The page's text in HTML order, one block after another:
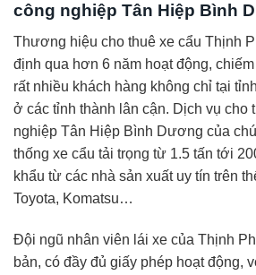
công nghiệp Tân Hiệp Bình
Thương hiệu cho thuê xe cẩu Thịnh
định qua hơn 6 năm hoạt động,
rất nhiều khách hàng không chỉ tại
ở các tỉnh thành lân cận. Dịch vụ cho
nghiệp Tân Hiệp Bình Dương của
thống xe cẩu tải trọng từ 1.5 tấn tới
khẩu từ các nhà sản xuất uy tín trên
Toyota, Komatsu…
Đội ngũ nhân viên lái xe của Thịnh
bản, có đầy đủ giấy phép hoạt động,